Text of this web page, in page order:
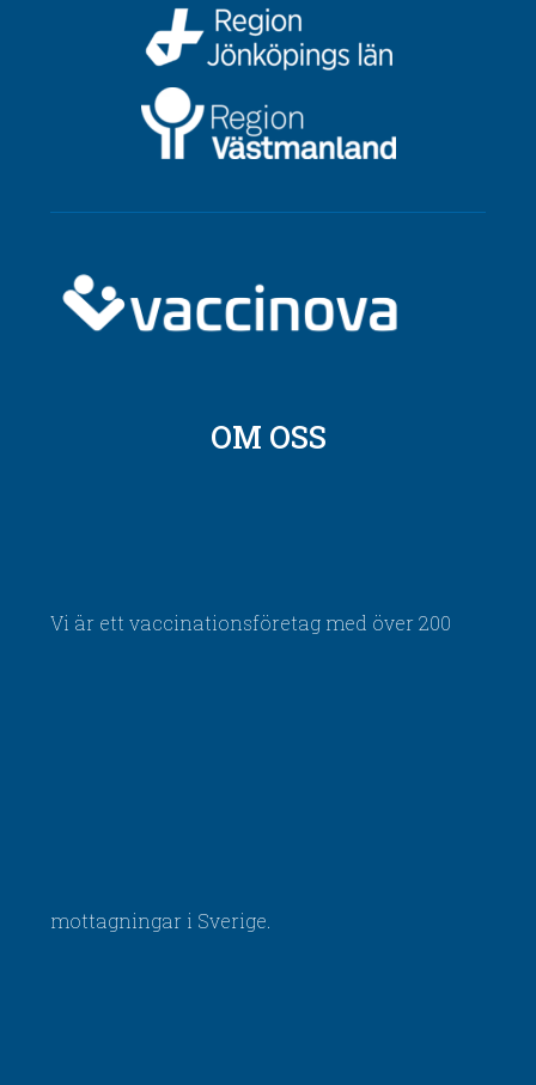
OM OSS
Vi är ett vaccinationsföretag med över 200
mottagningar i Sverige.